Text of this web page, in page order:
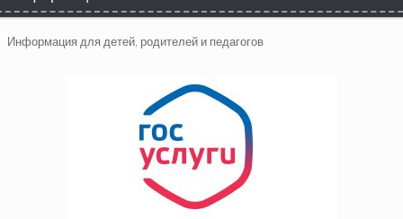
Информация для детей, родителей и педагогов